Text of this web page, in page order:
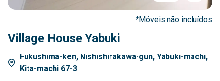
Village House Yabuki
Fukushima-ken, Nishishirakawa-gun, Yabuki-machi,
Kita-machi 67-3
*Móveis não incluídos